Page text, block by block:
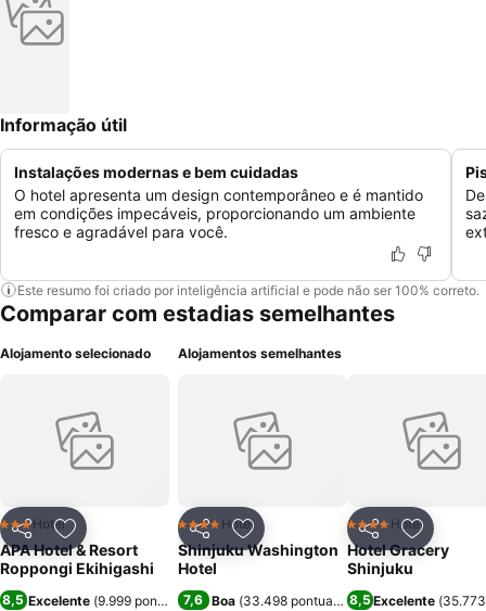
Informação útil
Instalações modernas e bem cuidadas
O hotel apresenta um design contemporâneo e é mantido
em condições impecáveis, proporcionando um ambiente
fresco e agradável para você.
Este resumo foi criado por inteligência artificial e pode não ser 100% correto.
Comparar com estadias semelhantes
Alojamento selecionado
PartilharAdicionar aos favoritos
3 Estrelas
Hotel
APA Hotel & Resort
Roppongi Ekihigashi
8,5 Excelente (9.999 pontuações )
Alojamentos semelhantes
PartilharAdicionar aos favoritos
4 EstrelasHotel
Shinjuku Washington
Hotel
7,6 Boa (33.498 pontuações)
Partilhar
4 EstrelasHotel
Hotel Gracery
Shinjuku
8,5 Excelente (